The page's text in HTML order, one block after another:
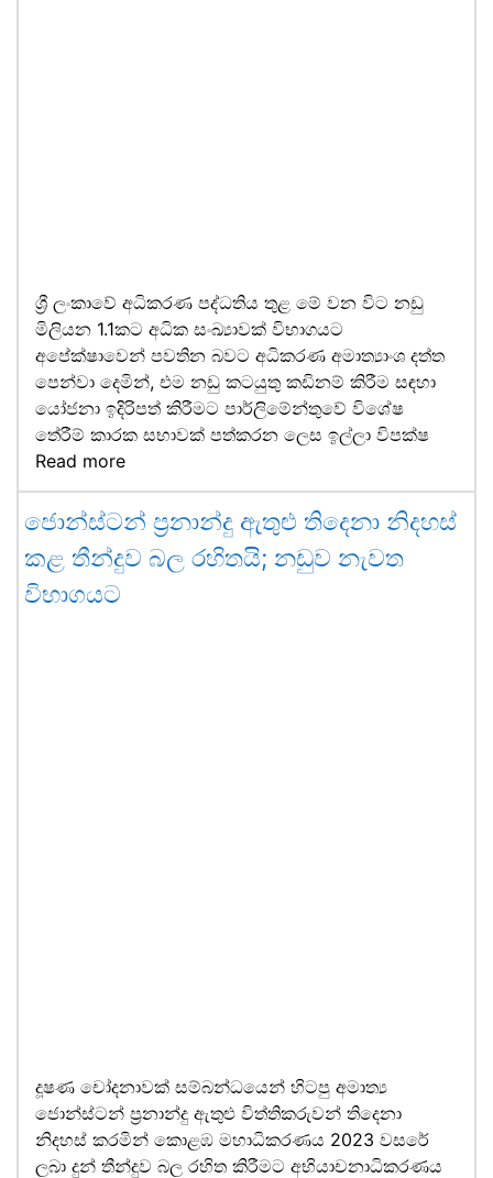
ශ්‍රී ලංකාවේ අධිකරණ පද්ධතිය තුළ මේ වන විට නඩු
මිලියන 1.1කට අධික සංඛ්‍යාවක් විභාගයට
අපේක්ෂාවෙන් පවතින බවට අධිකරණ අමාත්‍යාංශ දත්ත
පෙන්වා දෙමින්, එම නඩු කටයුතු කඩිනම් කිරීම සඳහා
යෝජනා ඉදිරිපත් කිරීමට පාර්ලිමේන්තුවේ විශේෂ
තේරීම් කාරක සභාවක් පත්කරන ලෙස ඉල්ලා විපක්ෂ
Read more
ජොන්ස්ටන් ප්‍රනාන්දු ඇතුළු තිදෙනා නිදහස්
කළ තීන්දුව බල රහිතයි; නඩුව නැවත
විභාගයට
දූෂණ චෝදනාවක් සම්බන්ධයෙන් හිටපු අමාත්‍ය
ජොන්ස්ටන් ප්‍රනාන්දු ඇතුළු විත්තිකරුවන් තිදෙනා
නිදහස් කරමින් කොළඹ මහාධිකරණය 2023 වසරේ
ලබා දුන් තීන්දුව බල රහිත කිරීමට අභියාචනාධිකරණය